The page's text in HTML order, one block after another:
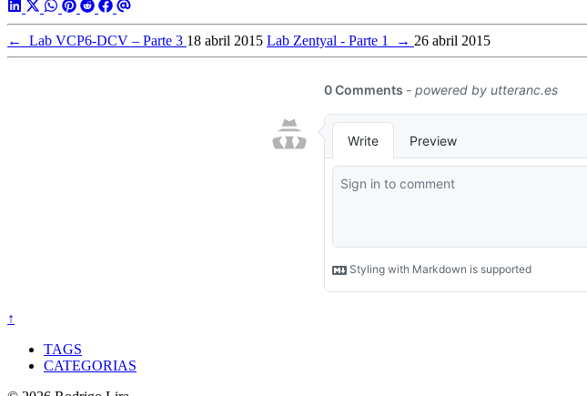
← Lab VCP6-DCV – Parte 3 18 abril 2015 Lab Zentyal - Parte 1 → 26 abril 2015
↑
TAGS
CATEGORIAS